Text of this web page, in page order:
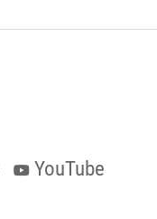
YouTube